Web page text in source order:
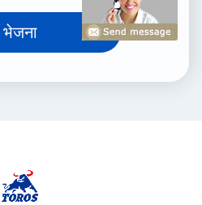
भेजना